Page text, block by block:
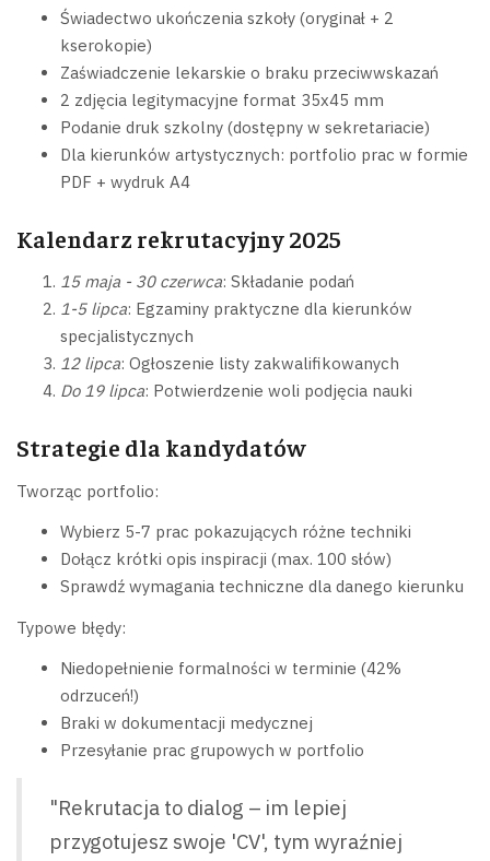
Świadectwo ukończenia szkoły (oryginał + 2
kserokopie)
Zaświadczenie lekarskie o braku przeciwwskazań
2 zdjęcia legitymacyjne format 35x45 mm
Podanie druk szkolny (dostępny w sekretariacie)
Dla kierunków artystycznych: portfolio prac w formie
PDF + wydruk A4
Kalendarz rekrutacyjny 2025
15 maja - 30 czerwca: Składanie podań
1-5 lipca: Egzaminy praktyczne dla kierunków
specjalistycznych
12 lipca: Ogłoszenie listy zakwalifikowanych
Do 19 lipca: Potwierdzenie woli podjęcia nauki
Strategie dla kandydatów
Tworząc portfolio:
Wybierz 5-7 prac pokazujących różne techniki
Dołącz krótki opis inspiracji (max. 100 słów)
Sprawdź wymagania techniczne dla danego kierunku
Typowe błędy:
Niedopełnienie formalności w terminie (42%
odrzuceń!)
Braki w dokumentacji medycznej
Przesyłanie prac grupowych w portfolio
"Rekrutacja to dialog – im lepiej
przygotujesz swoje 'CV', tym wyraźniej